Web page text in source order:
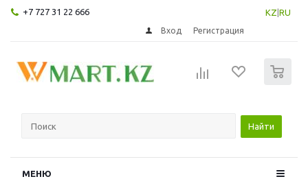
+7 727 31 22 666 KZ RU
Вход Регистрация
Найти
МЕНЮ